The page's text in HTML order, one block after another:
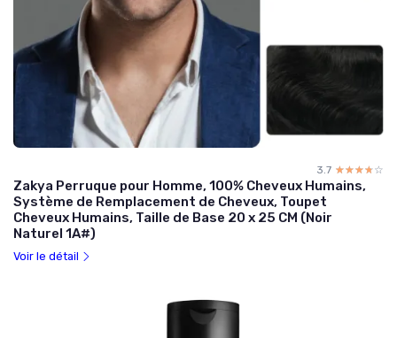
3.7 ☆☆☆☆☆
★★★★★
Zakya Perruque pour Homme, 100% Cheveux Humains,
Système de Remplacement de Cheveux, Toupet
Cheveux Humains, Taille de Base 20 x 25 CM (Noir
Naturel 1A#)
Voir le détail